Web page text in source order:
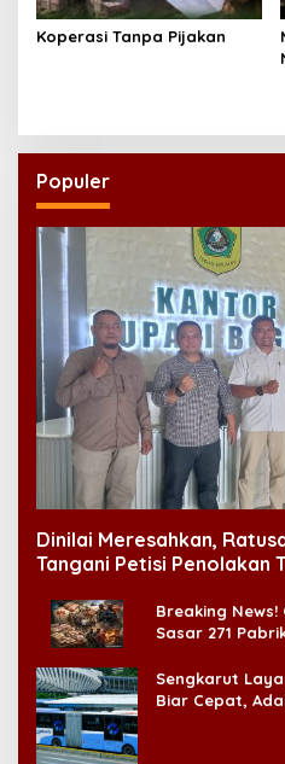
Koperasi Tanpa Pijakan
Populer
Dinilai Meresahkan,
Tangani Petisi Penolakan
Breaking News!
Sasar 271
Sengkarut
Biar Cepat,